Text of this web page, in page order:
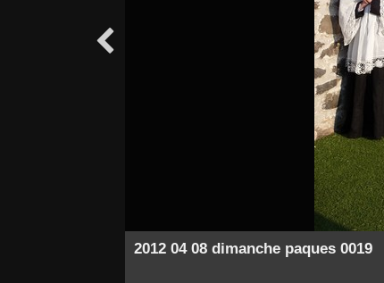

2012 04 08 dimanche paques 0019